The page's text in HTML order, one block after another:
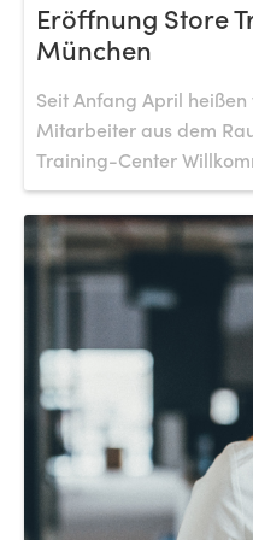
Eröffnung Store
München
Seit Anfang April heißen
Mitarbeiter aus dem
Training-Center